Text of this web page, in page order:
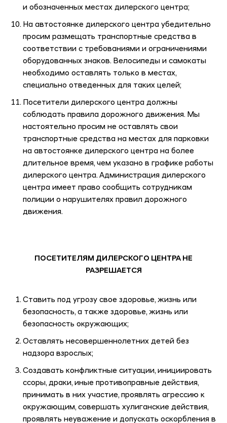
и обозначенных местах дилерского центра;
На автостоянке дилерского центра убедительно
просим размещать транспортные средства в
соответствии с требованиями и ограничениями
оборудованных знаков. Велосипеды и самокаты
необходимо оставлять только в местах,
специально отведенных для таких целей;
Посетители дилерского центра должны
соблюдать правила дорожного движения. Мы
настоятельно просим не оставлять свои
транспортные средства на местах для парковки
на автостоянке дилерского центра на более
длительное время, чем указано в графике работы
дилерского центра. Администрация дилерского
центра имеет право сообщить сотрудникам
полиции о нарушителях правил дорожного
движения.
ПОСЕТИТЕЛЯМ ДИЛЕРСКОГО ЦЕНТРА НЕ
РАЗРЕШАЕТСЯ
Ставить под угрозу свое здоровье, жизнь или
безопасность, а также здоровье, жизнь или
безопасность окружающих;
Оставлять несовершеннолетних детей без
надзора взрослых;
Создавать конфликтные ситуации, инициировать
ссоры, драки, иные противоправные действия,
принимать в них участие, проявлять агрессию к
окружающим, совершать хулиганские действия,
проявлять неуважение и допускать оскорбления в